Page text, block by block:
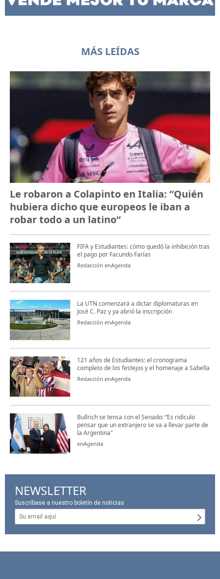
MÁS LEÍDAS
Le robaron a Colapinto en Italia: “Quién
hubiera dicho que europeos le iban a
robar todo a un latino“
FIFA y Estudiantes: cómo quedó la inhibición tras
el pago por Facundo Farías
Redacción enAgenda
La UTN comenzará a dictar diplomaturas en
José C. Paz y ya abrió la inscripción
Redacción enAgenda
121 años de Estudiantes: el cronograma
completo de los festejos y el homenaje a Sabella
Redacción enAgenda
Bullrich se tensa con el Senado: “Es ridículo
pensar que un extranjero se va a llevar parte de
la Argentina"
enAgenda
NEWSLETTER
Suscríbase a nuestro boletín de noticias